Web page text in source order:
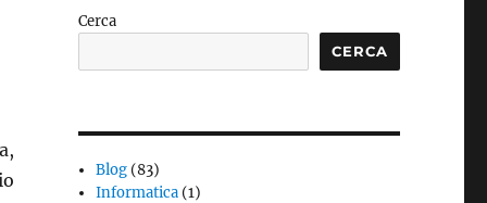
Cerca
CERCA
Blog (83)
Informatica (1)